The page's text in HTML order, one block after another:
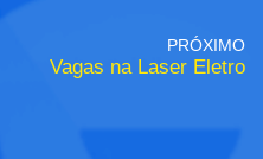
PRÓXIMO
Vagas na Laser Eletro